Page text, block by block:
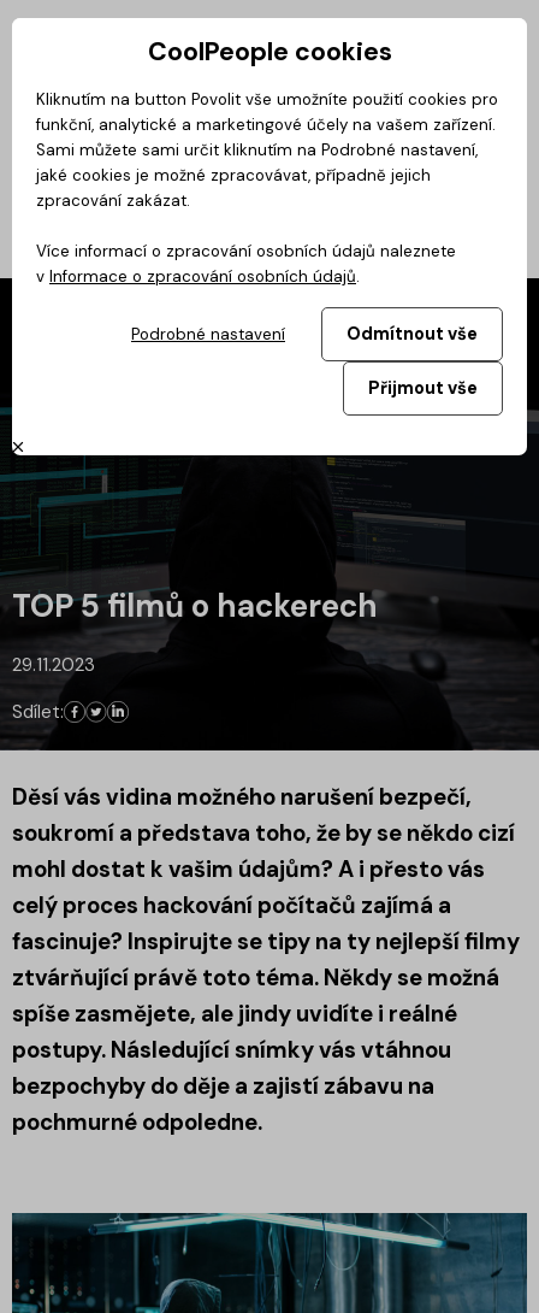
Privátní zóna
Magazín BusinessClass CoolMovie CoolDialog Podcast
TOP 5 filmů o hackerech
29.11.2023
Sdílet:
Děsí vás vidina možného narušení bezpečí,
soukromí a představa toho, že by se někdo cizí
mohl dostat k vašim údajům? A i přesto vás
celý proces hackování počítačů zajímá a
fascinuje? Inspirujte se tipy na ty nejlepší filmy
ztvárňující právě toto téma. Někdy se možná
spíše zasmějete, ale jindy uvidíte i reálné
postupy. Následující snímky vás vtáhnou
bezpochyby do děje a zajistí zábavu na
pochmurné odpoledne.
CoolPeople cookies
Kliknutím na button Povolit vše umožníte použití cookies pro
funkční, analytické a marketingové účely na vašem zařízení.
Sami můžete sami určit kliknutím na Podrobné nastavení,
jaké cookies je možné zpracovávat, případně jejich
zpracování zakázat.
Více informací o zpracování osobních údajů naleznete
v Informace o zpracování osobních údajů.
Podrobné nastavení Odmítnout vše
Přijmout vše